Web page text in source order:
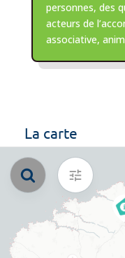
personnes, des
acteurs de
associative,